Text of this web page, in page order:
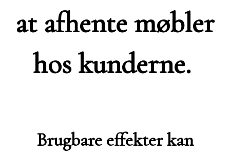
at afhente møbler
hos kunderne.
Brugbare effekter kan